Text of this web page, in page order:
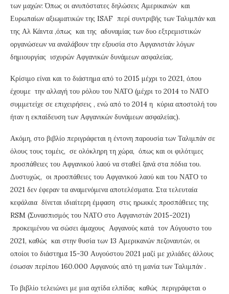
των μαχών: Όπως οι ανυπόστατες δηλώσεις Αμερικανών και
Ευρωπαίων αξιωματικών της ISAF περί συντριβής των Ταλιμπάν και
της Αλ Κάιντα ,όπως και της αδυναμίας των δυο εξτρεμιστικών
οργανώσεων να αναλάβουν την εξουσία στο Αφγανιστάν λόγων
δημιουργίας ισχυρών Αφγανικών δυνάμεων ασφαλείας.
Κρίσιμο είναι και το διάστημα από το 2015 μέχρι το 2021, όπου
έχουμε την αλλαγή του ρόλου του ΝΑΤΟ (μέχρι το 2014 το ΝΑΤΟ
συμμετείχε σε επιχειρήσεις , ενώ από το 2014 η κύρια αποστολή του
ήταν η εκπαίδευση των Αφγανικών δυνάμεων ασφαλείας).
Ακόμη, στο βιβλίο περιγράφεται η έντονη παρουσία των Ταλιμπάν σε
όλους τους τομέις, σε ολόκληρη τη χώρα, όπως και οι φιλότιμες
προσπάθειες του Αφγανικού λαού να σταθεί ξανά στα πόδια του.
Δυστυχώς, οι προσπάθειες του Αφγανικού λαού και του ΝΑΤΟ το
2021 δεν έφεραν τα αναμενόμενα αποτελέσματα. Στα τελευταία
κεφάλαια δίνεται ιδιαίτερη έμφαση στις ηρωικές προσπάθειες της
RSM (Συνασπισμός του ΝΑΤΟ στο Αφγανιστάν 2015-2021)
προκειμένου να σώσει άμαχους Αφγανούς κατά τον Αύγουστο του
2021, καθώς και στην θυσία των 13 Αμερικανών πεζοναυτών, οι
οποίοι το διάστημα 15-30 Αυγούστου 2021 μαζί με χιλιάδες άλλους
έσωσαν περίπου 160.000 Αφγανούς από τη μανία των Ταλιμπάν .
Το βιβλίο τελειώνει με μια αχτίδα ελπίδας καθώς περιγράφεται ο